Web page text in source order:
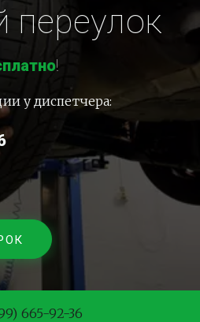
переулок
!
у диспетчера:
665-92-36